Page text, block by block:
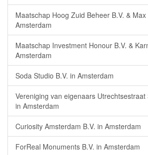
Maatschap Hoog Zuid Beheer B.V. & Max
Amsterdam
Maatschap Investment Honour B.V. &
Amsterdam
Soda Studio B.V. in Amsterdam
Vereniging van eigenaars
in Amsterdam
Curiosity Amsterdam B.V. in Amsterdam
ForReal Monuments B.V. in Amsterdam